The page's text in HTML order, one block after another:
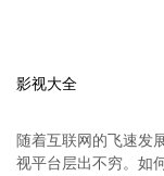
影视大全
随着互联网的飞速发
视平台层出不穷。如